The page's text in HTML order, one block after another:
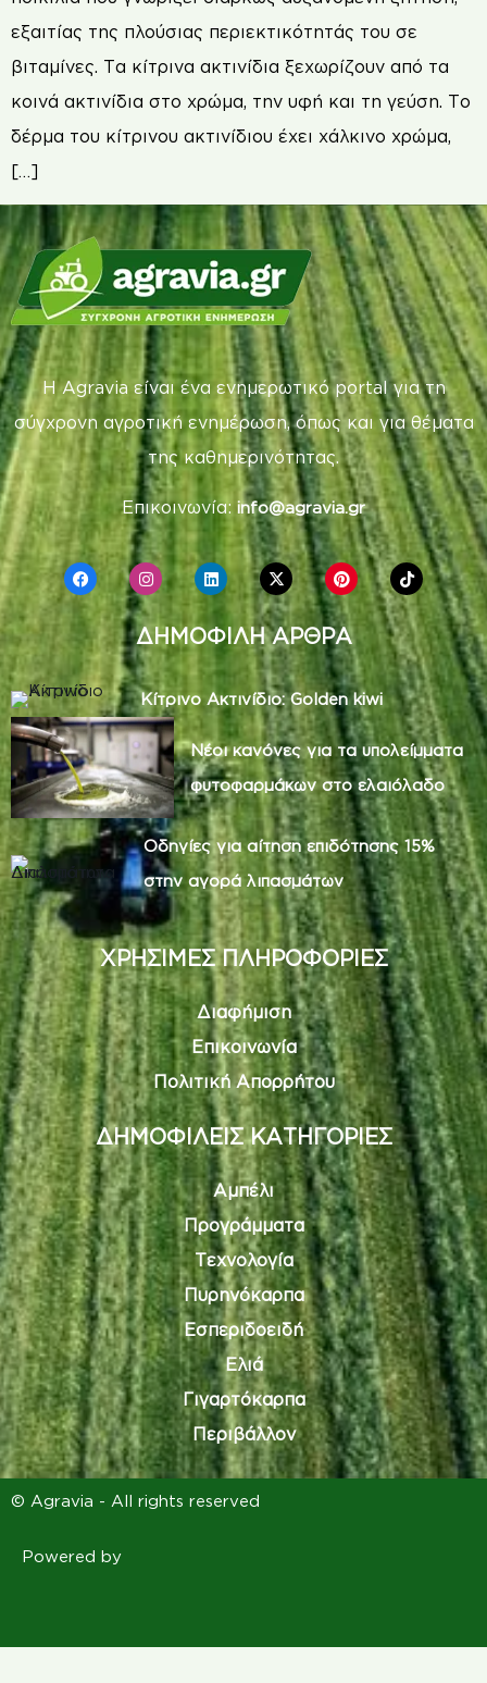
εξαιτίας της πλούσιας περιεκτικότητάς του σε
βιταμίνες. Τα κίτρινα ακτινίδια ξεχωρίζουν από τα
κοινά ακτινίδια στο χρώμα, την υφή και τη γεύση. Το
δέρμα του κίτρινου ακτινίδιου έχει χάλκινο χρώμα,
[…]
Η Agravia είναι ένα ενημερωτικό portal για τη
σύγχρονη αγροτική ενημέρωση, όπως και για θέματα
της καθημερινότητας.
Επικοινωνία: info@agravia.gr
ΔΗΜΟΦΙΛΗ ΑΡΘΡΑ
Κίτρινο Ακτινίδιο: Golden kiwi
Νέοι κανόνες για τα υπολείμματα
φυτοφαρμάκων στο ελαιόλαδο
Οδηγίες για αίτηση επιδότησης 15%
στην αγορά λιπασμάτων
ΧΡΗΣΙΜΕΣ ΠΛΗΡΟΦΟΡΙΕΣ
Διαφήμιση
Επικοινωνία
Πολιτική Απορρήτου
ΔΗΜΟΦΙΛΕΙΣ ΚΑΤΗΓΟΡΙΕΣ
Αμπέλι
Προγράμματα
Τεχνολογία
Πυρηνόκαρπα
Εσπεριδοειδή
Ελιά
Γιγαρτόκαρπα
Περιβάλλον
© Agravia - All rights reserved
Powered by